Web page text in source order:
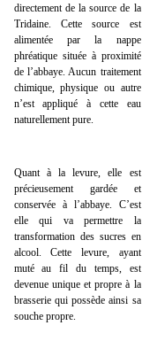
directement de la source de la
Tridaine. Cette source est
alimentée par la nappe
phréatique située à proximité
de l’abbaye. Aucun traitement
chimique, physique ou autre
n’est appliqué à cette eau
naturellement pure.
Quant à la levure, elle est
précieusement gardée et
conservée à l’abbaye. C’est
elle qui va permettre la
transformation des sucres en
alcool. Cette levure, ayant
muté au fil du temps, est
devenue unique et propre à la
brasserie qui possède ainsi sa
souche propre.